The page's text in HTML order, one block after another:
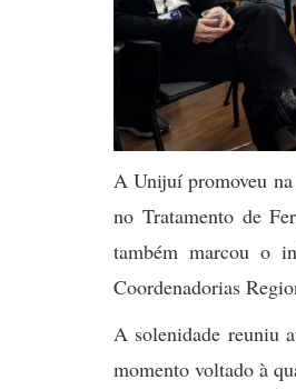
A Unijuí promoveu
no Tratamento de
também marcou o
Coordenadorias
A solenidade reuniu
momento voltado à